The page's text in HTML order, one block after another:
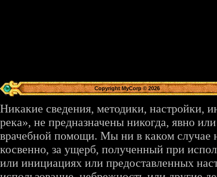
Copyright MyCorp © 2026
Никакие сведения, методики, настройки,
река», не предназначены никогда, явно
врачебной помощи. Мы ни в каком случае
косвенно, за ущерб, полученный при
или инициациях или предоставленных